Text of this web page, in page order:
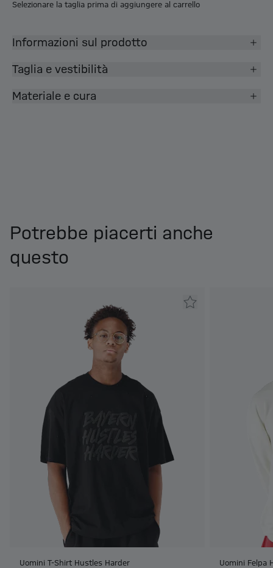
Selezionare la taglia prima di aggiungere al carrello
Informazioni sul prodotto
Taglia e vestibilità
Materiale e cura
Potrebbe piacerti anche
questo
Uomini T-Shirt Hustles Harder
Uomini Felpa